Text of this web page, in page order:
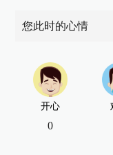
您此时的心情
开心
0